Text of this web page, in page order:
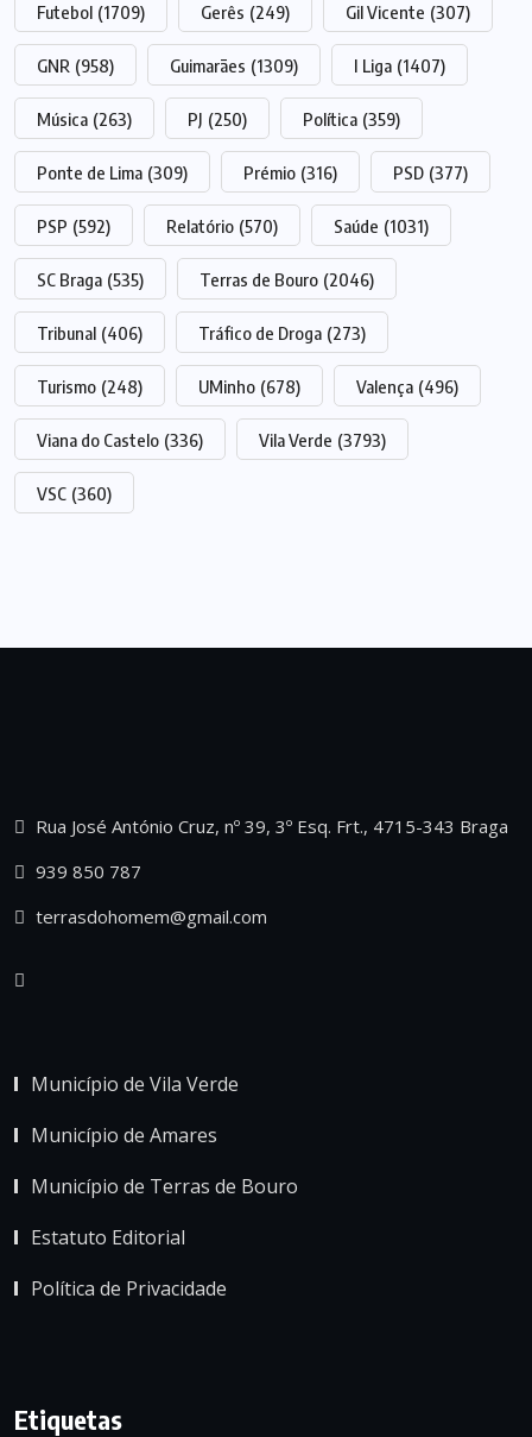
Futebol (1709) Gerês (249) Gil Vicente (307)
GNR (958) Guimarães (1309) I Liga (1407)
Música (263) PJ (250) Política (359)
Ponte de Lima (309) Prémio (316) PSD (377)
PSP (592) Relatório (570) Saúde (1031)
SC Braga (535) Terras de Bouro (2046)
Tribunal (406) Tráfico de Droga (273)
Turismo (248) UMinho (678) Valença (496)
Viana do Castelo (336) Vila Verde (3793)
VSC (360)
Rua José António Cruz, nº 39, 3º Esq. Frt., 4715-343 Braga
939 850 787
terrasdohomem@gmail.com
Município de Vila Verde
Município de Amares
Município de Terras de Bouro
Estatuto Editorial
Política de Privacidade
Etiquetas